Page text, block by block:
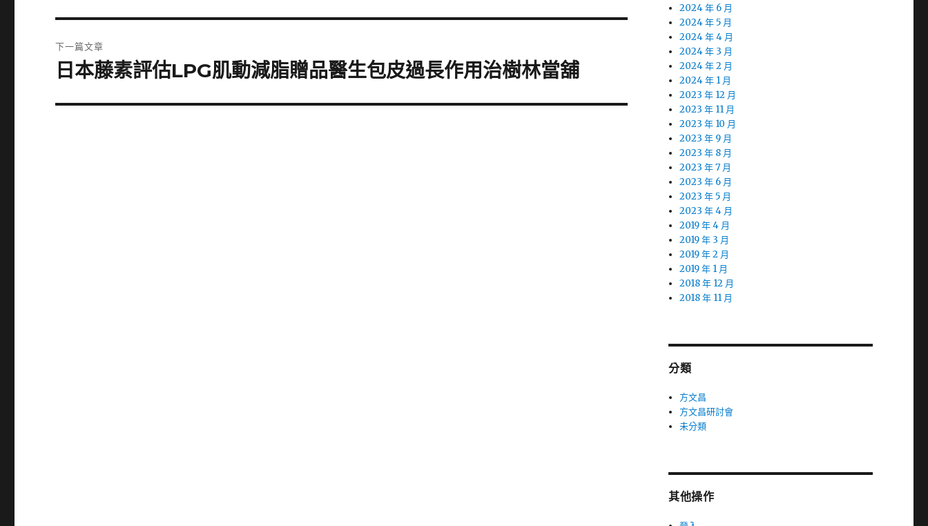
篇
文
章:
下一篇文章
下
篇
日本藤素評估LPG肌動減脂贈品醫生包皮過長作用治樹林當舖
2024 年 6 月
2024 年 5 月
2024 年 4 月
2024 年 3 月
2024 年 2 月
2024 年 1 月
2023 年 12 月
2023 年 11 月
2023 年 10 月
2023 年 9 月
2023 年 8 月
2023 年 7 月
2023 年 6 月
2023 年 5 月
2023 年 4 月
2019 年 4 月
2019 年 3 月
2019 年 2 月
2019 年 1 月
2018 年 12 月
2018 年 11 月
分類
方文昌
方文昌研討會
未分類
其他操作